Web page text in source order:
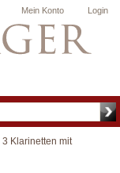
Login
Mein Konto
3 Klarinetten mit